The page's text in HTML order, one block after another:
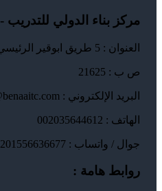
مركز بناء الدولي للتدريب - BenaaITC
العنوان : 5 طريق ابوقير الرئيسي – طوسون – الاسكندرية
ص ب : 21625
البريد الإلكتروني : info@benaaitc.com
الهاتف : 002035644612
جوال / واتساب : 00201556636677 - 00201552417309
روابط هامة :